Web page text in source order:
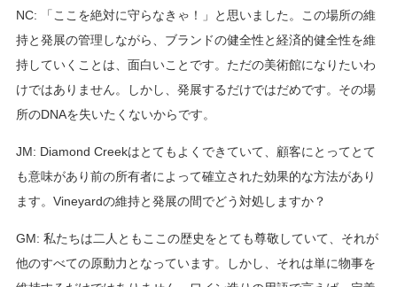
NC: 「ここを絶対に守らなきゃ！」と思いました。この場所の維
持と発展の管理しながら、ブランドの健全性と経済的健全性を維
持していくことは、面白いことです。ただの美術館になりたいわ
けではありません。しかし、発展するだけではだめです。その場
所のDNAを失いたくないからです。
JM: Diamond Creekはとてもよくできていて、顧客にとってとて
も意味があり前の所有者によって確立された効果的な方法があり
ます。Vineyardの維持と発展の間でどう対処しますか？
GM: 私たちは二人ともここの歴史をとても尊敬していて、それが
他のすべての原動力となっています。しかし、それは単に物事を